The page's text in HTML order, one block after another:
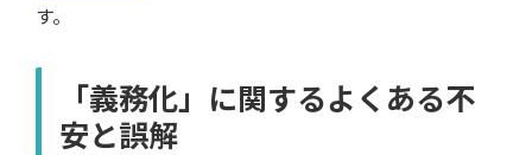
す。
「義務化」に関するよくある不
安と誤解